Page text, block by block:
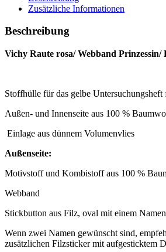
Zusätzliche Informationen
Beschreibung
Vichy Raute rosa/ Webband Prinzessin/
Stoffhülle für das gelbe
Außen- und Innenseite aus 100 %
Einlage aus dünnem Volumenvlies
Außenseite:
Motivstoff und Kombistoff aus 100 %
Webband
Stickbutton aus Filz, oval mit einem
Wenn zwei Namen gewünscht sind,
zusätzlichen Filzsticker mit aufgesticktem